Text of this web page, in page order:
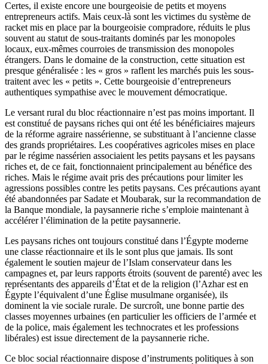
Certes, il existe encore une bourgeoisie de petits et moyens
entrepreneurs actifs. Mais ceux-là sont les victimes du système de
racket mis en place par la bourgeoisie compradore, réduits le plus
souvent au statut de sous-traitants dominés par les monopoles
locaux, eux-mêmes courroies de transmission des monopoles
étrangers. Dans le domaine de la construction, cette situation est
presque généralisée : les « gros » raflent les marchés puis les sous-
traitent avec les « petits ». Cette bourgeoisie d’entrepreneurs
authentiques sympathise avec le mouvement démocratique.
Le versant rural du bloc réactionnaire n’est pas moins important. Il
est constitué de paysans riches qui ont été les bénéficiaires majeurs
de la réforme agraire nassérienne, se substituant à l’ancienne classe
des grands propriétaires. Les coopératives agricoles mises en place
par le régime nassérien associaient les petits paysans et les paysans
riches et, de ce fait, fonctionnaient principalement au bénéfice des
riches. Mais le régime avait pris des précautions pour limiter les
agressions possibles contre les petits paysans. Ces précautions ayant
été abandonnées par Sadate et Moubarak, sur la recommandation de
la Banque mondiale, la paysannerie riche s’emploie maintenant à
accélérer l’élimination de la petite paysannerie.
Les paysans riches ont toujours constitué dans l’Égypte moderne
une classe réactionnaire et ils le sont plus que jamais. Ils sont
également le soutien majeur de l’Islam conservateur dans les
campagnes et, par leurs rapports étroits (souvent de parenté) avec les
représentants des appareils d’État et de la religion (l’Azhar est en
Égypte l’équivalent d’une Église musulmane organisée), ils
dominent la vie sociale rurale. De surcroît, une bonne partie des
classes moyennes urbaines (en particulier les officiers de l’armée et
de la police, mais également les technocrates et les professions
libérales) est issue directement de la paysannerie riche.
Ce bloc social réactionnaire dispose d’instruments politiques à son